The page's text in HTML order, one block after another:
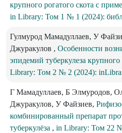
крупного рогатого скота с
in Library: Том 1 № 1 (2024):
Гулмурод Мамадуллаев, У
Джуракулов , Особенности
эпидемий туберкулеза крупного
Library: Том 2 № 2 (2024):
Г Мамадуллаев, Б Элмуродов,
Джуракулов, У Файзиев,
комбинированный препарат
туберкулёза , in Library: Том 22